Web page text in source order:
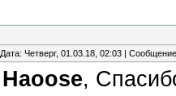
Дата: Четверг, 01.03.18, 02:03 |
Haoose,